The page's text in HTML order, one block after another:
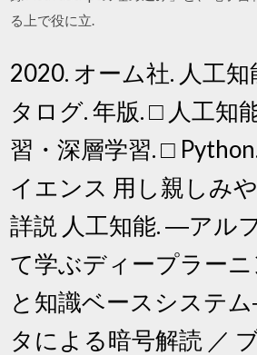
る上で役に立.
2020. オーム社. 人工知
タログ. 年版. □ 人工知
習・深層学習. □
イエンス 用し親しみや
詳説 人工知能. ―アル
て学ぶディープラー
と知識ベースシステ
タによる暗号解読 ／